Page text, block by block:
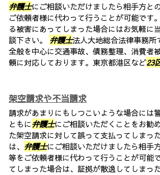
弁護士にご相談いただけましたら相手方と
ご依頼者様に代わって行うことが可能です
る被害にあってしまった場合にはお気軽に
談下さい。 弁護士法人大地総合法律事務所
全般を中心に交通事故、債務整理、消費者
頼に対応しております。東京都港区など23
架空請求や不当請求
請求があまりにもしつこいような場合には
ともに弁護士にご相談いただくことをお勧
た架空請求に対して誤って支払ってしまっ
は、 弁護士にご相談いただけましたら相手
等をご依頼者様に代わって行うことが可能
てしまった場合は、証拠が散逸してしまっ